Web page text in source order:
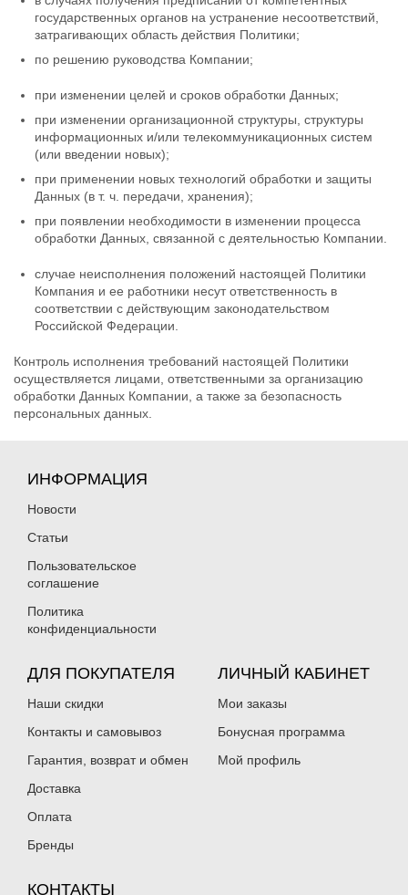
государственных органов на устранение несоответствий,
затрагивающих область действия Политики;
по решению руководства Компании;
при изменении целей и сроков обработки Данных;
при изменении организационной структуры, структуры
информационных и/или телекоммуникационных систем
(или введении новых);
при применении новых технологий обработки и защиты
Данных (в т. ч. передачи, хранения);
при появлении необходимости в изменении процесса
обработки Данных, связанной с деятельностью Компании.
случае неисполнения положений настоящей Политики
Компания и ее работники несут ответственность в
соответствии с действующим законодательством
Российской Федерации.
Контроль исполнения требований настоящей Политики
осуществляется лицами, ответственными за организацию
обработки Данных Компании, а также за безопасность
персональных данных.
ИНФОРМАЦИЯ
Новости
Статьи
Пользовательское
соглашение
Политика
конфиденциальности
ДЛЯ ПОКУПАТЕЛЯ
Наши скидки
Контакты и самовывоз
Гарантия, возврат и обмен
Доставка
Оплата
Бренды
ЛИЧНЫЙ КАБИНЕТ
Мои заказы
Бонусная программа
Мой профиль
КОНТАКТЫ